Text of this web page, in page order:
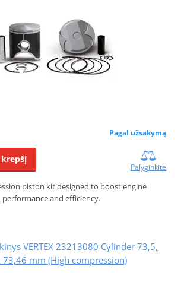
Pagal užsakymą
Palyginkite
piston kit designed to boost engine
performance and efficiency.
VERTEX 23213080 Cylinder 73,5,
73,46 mm (High compression)